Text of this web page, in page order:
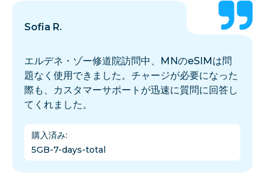
Sofia R.
エルデネ・ゾー修道院訪問中、MNのeSIMは問
題なく使用できました。チャージが必要になった
際も、カスタマーサポートが迅速に質問に回答し
てくれました。
購入済み:
5GB-7-days-total